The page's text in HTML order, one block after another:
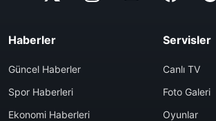
Haberler
Güncel Haberler
Spor Haberleri
Ekonomi Haberleri
Servisler
Canlı TV
Foto Galeri
Oyunlar